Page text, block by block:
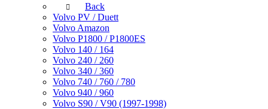
Back
Volvo PV / Duett
Volvo Amazon
Volvo P1800 / P1800ES
Volvo 140 / 164
Volvo 240 / 260
Volvo 340 / 360
Volvo 740 / 760 / 780
Volvo 940 / 960
Volvo S90 / V90 (1997-1998)